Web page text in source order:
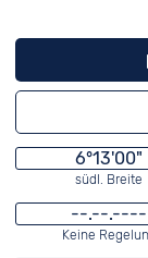
6°13'00"
südl. Breite
--.--.----
Keine